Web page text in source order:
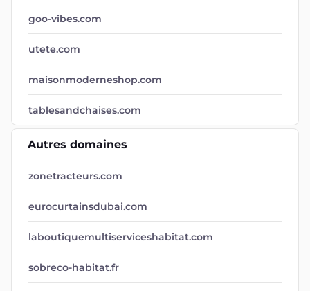
goo-vibes.com
utete.com
maisonmoderneshop.com
tablesandchaises.com
Autres domaines
zonetracteurs.com
eurocurtainsdubai.com
laboutiquemultiserviceshabitat.com
sobreco-habitat.fr